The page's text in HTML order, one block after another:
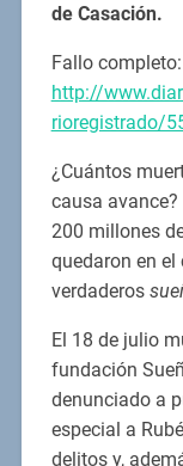
de Casación.
Fallo completo:
http://
rioregistrado/
¿Cuántos
causa
200 millones
quedaron en
verdaderos
El 18 de julio
fundación
denunciado a
especial a
delitos y,